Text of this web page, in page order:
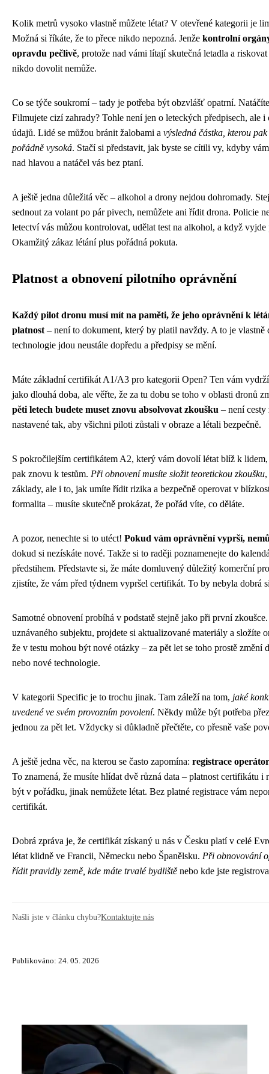
Kolik metrů vysoko vlastně můžete létat? V otevřené kategorii je
Možná si říkáte, že to přece nikdo nepozná. Jenže kontrolní
opravdu pečlivě, protože nad vámi lítají skutečná letadla a
nikdo dovolit nemůže.
Co se týče soukromí – tady je potřeba být obzvlášť opatrní.
Filmujete cizí zahrady? Tohle není jen o leteckých předpisech, ale i
údajů. Lidé se můžou bránit žalobami a výsledná částka, kterou
pořádně vysoká. Stačí si představit, jak byste se cítili vy, kdyby
nad hlavou a natáčel vás bez ptaní.
A ještě jedna důležitá věc – alkohol a drony nejdou dohromady.
sednout za volant po pár pivech, nemůžete ani řídit drona. Policie
letectví vás můžou kontrolovat, udělat test na alkohol, a když
Okamžitý zákaz létání plus pořádná pokuta.
Platnost a obnovení pilotního oprávnění
Každý pilot dronu musí mít na paměti, že jeho oprávnění k
platnost – není to dokument, který by platil navždy. A to je vlastně
technologie jdou neustále dopředu a předpisy se mění.
Máte základní certifikát A1/A3 pro kategorii Open? Ten vám
jako dlouhá doba, ale věřte, že za tu dobu se toho v oblasti dronů
pěti letech budete muset znovu absolvovat zkoušku – není cesty
nastavené tak, aby všichni piloti zůstali v obraze a létali bezpečně.
S pokročilejším certifikátem A2, který vám dovolí létat blíž k lidem,
pak znovu k testům. Při obnovení musíte složit teoretickou zkoušku
základy, ale i to, jak umíte řídit rizika a bezpečně operovat v
formalita – musíte skutečně prokázat, že pořád víte, co děláte.
A pozor, nenechte si to utéct! Pokud vám oprávnění vyprší,
dokud si nezískáte nové. Takže si to raději poznamenejte do
předstihem. Představte si, že máte domluvený důležitý komerční
zjistíte, že vám před týdnem vypršel certifikát. To by nebyla dobrá
Samotné obnovení probíhá v podstatě stejně jako při první
uznávaného subjektu, projdete si aktualizované materiály a složíte
že v testu mohou být nové otázky – za pět let se toho prostě změní
nebo nové technologie.
V kategorii Specific je to trochu jinak. Tam záleží na tom, jaké
uvedené ve svém provozním povolení. Někdy může být potřeba
jednou za pět let. Vždycky si důkladně přečtěte, co přesně vaše
A ještě jedna věc, na kterou se často zapomína: registrace
To znamená, že musíte hlídat dvě různá data – platnost certifikátu i
být v pořádku, jinak nemůžete létat. Bez platné registrace vám
certifikát.
Dobrá zpráva je, že certifikát získaný u nás v Česku platí v celé
létat klidně ve Francii, Německu nebo Španělsku. Při obnovování
řídit pravidly země, kde máte trvalé bydliště nebo kde jste
Našli jste v článku chybu?Kontaktujte nás
Publikováno: 24. 05. 2026